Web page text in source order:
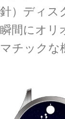
針）ディス
瞬間にオリ
マチックな